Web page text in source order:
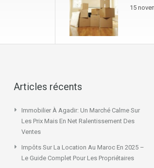
15
Articles récents
Immobilier À Agadir: Un Marché Calme Sur
Les Prix Mais En Net Ralentissement Des
Ventes
Impôts Sur La Location Au Maroc En 2025 –
Le Guide Complet Pour Les Propriétaires